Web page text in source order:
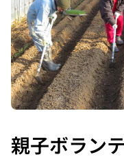
親子ボラン